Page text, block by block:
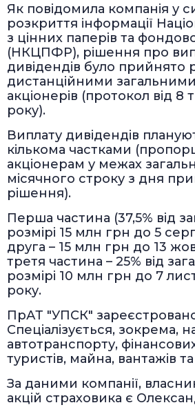
Як повідомила компанія у
розкриття інформації
з цінних паперів та
(НКЦПФР), рішення про
дивідендів було прийнято
дистанційними
акціонерів (протокол від 8
року).
Виплату дивідендів
кількома частками
акціонерам у межах
місячного строку з дня
рішення).
Перша частина (37,5% від
розмірі 15 млн грн до 5
друга – 15 млн грн до 13
третя частина – 25% від
розмірі 10 млн грн до 7
року.
ПрАТ "УПСК"
Спеціалізується, зокрема,
автотранспорту,
туристів, майна, вантажів
За даними компанії,
акцій страховика є